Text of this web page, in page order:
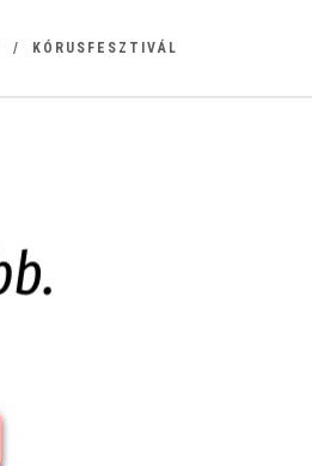
KÓRUSFESZTIVÁL